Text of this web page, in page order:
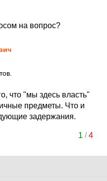
на вопрос?
что "мы здесь власть"
предметы. Что и
задержания.
1 /4